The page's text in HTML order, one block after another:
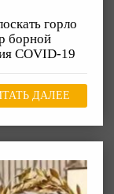
горло
борной
COVID-19
ДАЛЕЕ